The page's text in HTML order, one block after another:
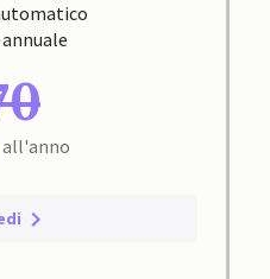
all'anno